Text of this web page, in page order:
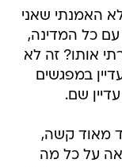
האמנתי שאני
עם כל המדינה,
אותו? זה לא
במפגשים
שם.
מאוד קשה,
על כל מה